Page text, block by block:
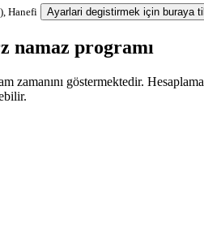
Hanefi Ayarlari degistirmek için buraya
namaz programı
zamanını göstermektedir.